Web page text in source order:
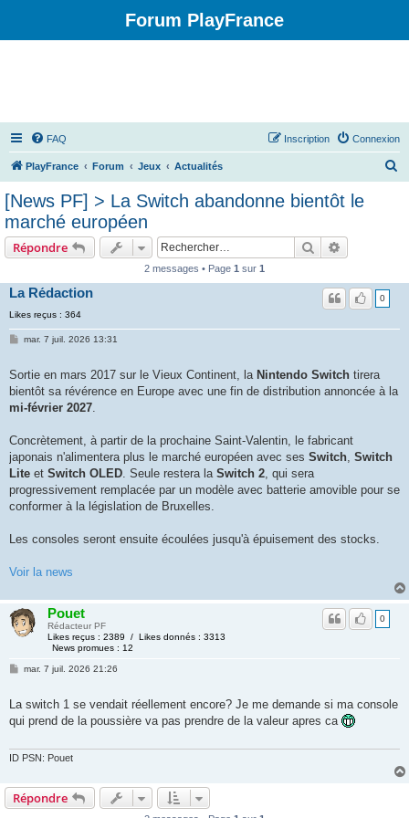
Forum PlayFrance
FAQ Connexion
Inscription
PlayFrance Forum Jeux Actualités
[News PF] > La Switch abandonne bientôt le
marché européen
Répondre Rechercher
2 messages • Page 1 sur 1
La Rédaction
Likes reçus : 364
0
mar. 7 juil. 2026 13:31
Sortie en mars 2017 sur le Vieux Continent, la Nintendo Switch tirera
bientôt sa révérence en Europe avec une fin de distribution annoncée à la
mi-février 2027.
Concrètement, à partir de la prochaine Saint-Valentin, le fabricant
japonais n'alimentera plus le marché européen avec ses Switch, Switch
Lite et Switch OLED. Seule restera la Switch 2, qui sera
progressivement remplacée par un modèle avec batterie amovible pour se
conformer à la législation de Bruxelles.
Les consoles seront ensuite écoulées jusqu'à épuisement des stocks.
Voir la news
Pouet
Rédacteur PF
Likes reçus : 2389 / Likes donnés : 3313
News promues : 12
0
mar. 7 juil. 2026 21:26
La switch 1 se vendait réellement encore? Je me demande si ma console
qui prend de la poussière va pas prendre de la valeur apres ca
ID PSN: Pouet
Répondre